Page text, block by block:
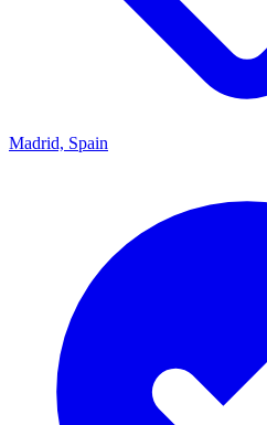
Madrid, Spain